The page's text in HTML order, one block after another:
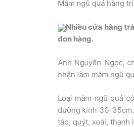
Mâm ngũ quả hàng
Nhiều cửa hàng
đơn hàng.
Anh Nguyễn Ngọc,
nhận làm mâm ngũ
Loại mâm ngũ quả
đường kính 30-
táo, quýt, xoài, thanh